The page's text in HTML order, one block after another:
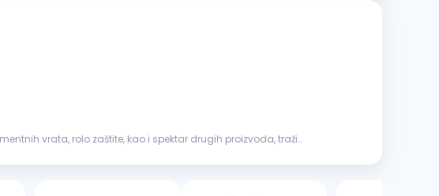
vrata, rolo zaštite, kao i spektar drugih proizvoda, traži